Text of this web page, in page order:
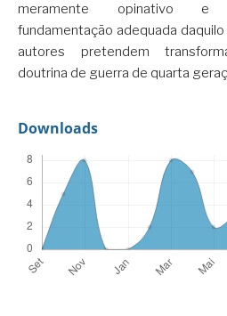
meramente opinativo e
fundamentação adequada daquilo
autores pretendem
doutrina de guerra de quarta
Downloads